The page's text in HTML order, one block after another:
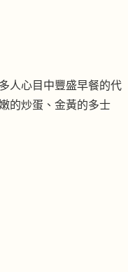
人心目中豐盛早餐的代
的炒蛋、金黃的多士